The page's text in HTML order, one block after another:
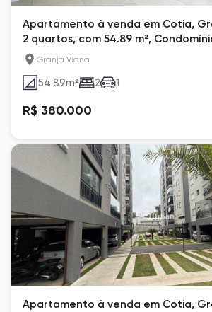
Apartamento à venda em Cotia,
2 quartos, com 54.89 m²,
Granja Viana
54.89m² 2 1
R$ 380.000
Apartamento à venda em Cotia,